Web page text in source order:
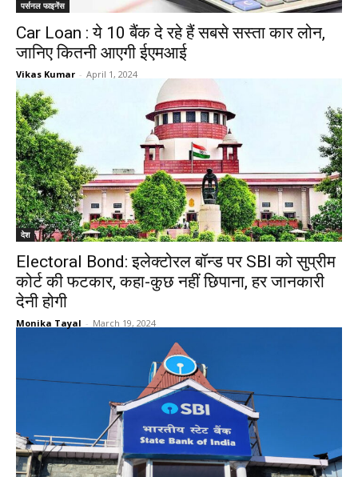
पर्सनल फाइनेंस
Car Loan : ये 10 बैंक दे रहे हैं सबसे सस्ता कार लोन,
जानिए कितनी आएगी ईएमआई
Vikas Kumar - April 1, 2024
देश
Electoral Bond: इलेक्टोरल बॉन्ड पर SBI को सुप्रीम
कोर्ट की फटकार, कहा-कुछ नहीं छिपाना, हर जानकारी
देनी होगी
Monika Tayal - March 19, 2024